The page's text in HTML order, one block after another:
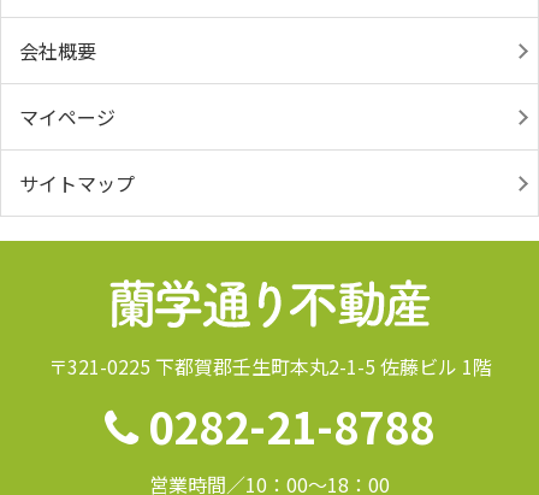
会社概要
マイページ
サイトマップ
〒321-0225 下都賀郡壬生町本丸2-1-5 佐藤ビル 1階
0282-21-8788
営業時間／10：00～18：00